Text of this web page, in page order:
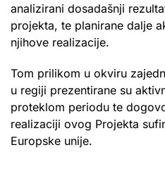
analizirani dosadašnji
projekta, te planirane dalje
njihove realizacije.
Tom prilikom u okviru
u regiji prezentirane su
proteklom periodu te
realizaciji ovog Projekta
Europske unije.